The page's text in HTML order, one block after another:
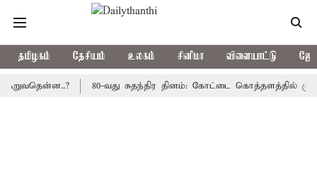
தமிழகம் தேசியம் உலகம் சினிமா விளையாட்டு
80-வது சுதந்திர தினம்: கோட்டை கொத்தளத்தில் முதல்